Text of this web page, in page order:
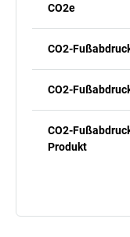
CO2e
CO2-
CO2-
CO2-
Produkt